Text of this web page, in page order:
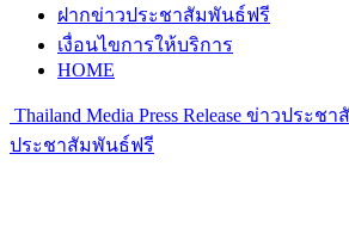
ฝากข่าวประชาสัมพันธ์ฟรี
เงื่อนไขการให้บริการ
HOME
Thailand Media Press Release ข่าวประ
ประชาสัมพันธ์ฟรี